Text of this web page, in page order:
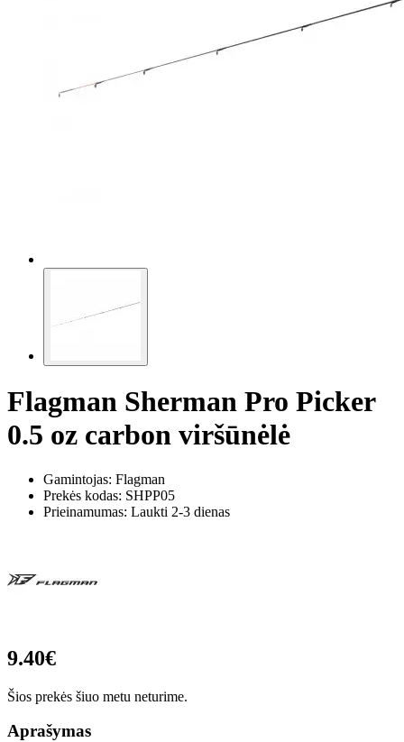
Flagman Sherman Pro Picker
0.5 oz carbon viršūnėlė
Gamintojas: Flagman
Prekės kodas: SHPP05
Prieinamumas: Laukti 2-3 dienas
9.40€
Šios prekės šiuo metu neturime.
Aprašymas